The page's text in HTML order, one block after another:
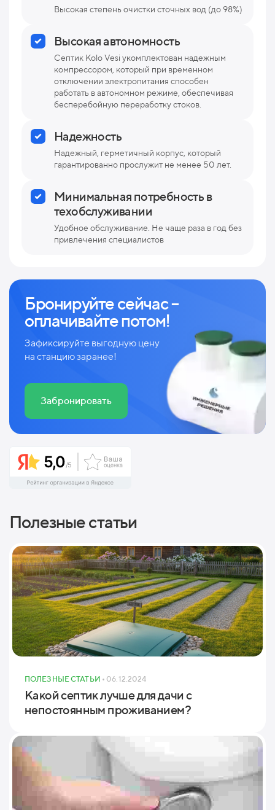
Высокая степень очистки сточных вод (до 98%)
Высокая автономность
Септик Kolo Vesi укомплектован надежным
компрессором, который при временном
отключении электропитания способен
работать в автономном режиме, обеспечивая
бесперебойную переработку стоков.
Надежность
Надежный, герметичный корпус, который
гарантированно прослужит не менее 50 лет.
Минимальная потребность в
техобслуживании
Удобное обслуживание. Не чаще раза в год без
привлечения специалистов
Бронируйте сейчас –
оплачивайте потом!
Зафиксируйте выгодную цену
на станцию заранее!
Забронировать
Полезные статьи
ПОЛЕЗНЫЕ СТАТЬИ • 06.12.2024
Какой септик лучше для дачи с
непостоянным проживанием?